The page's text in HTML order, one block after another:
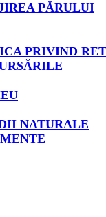
PĂRULUI
PRIVIND
NATURALE